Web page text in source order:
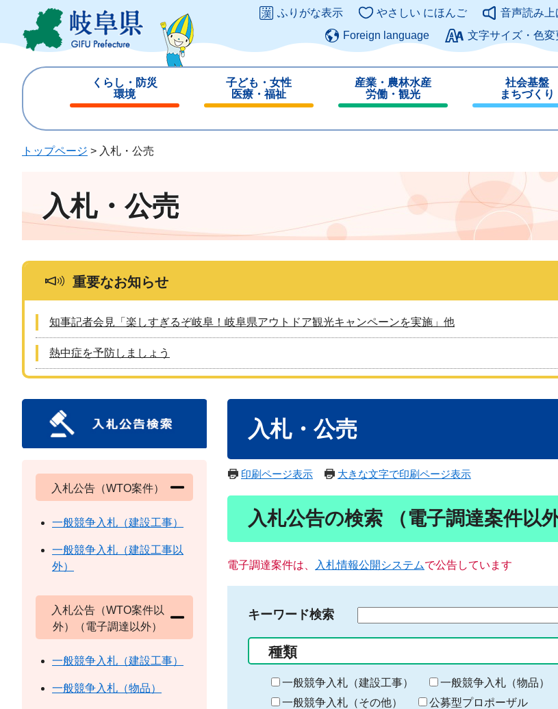
ジ
ュ
このページの本文へ
ふりがな表示 やさしい にほんご
音声読み上
Foreign language
文字サイズ・色変
くらし・防災
環境
じ
子ども・女性
医療・福祉
じ
産業・農林水産
労働・観光
じ
社会基盤
まちづくり
じ
トップページ > 入札・公売
入札・公売
重要なお知らせ
知事記者会見「楽しすぎるぞ岐阜！岐阜県アウトドア観光キャンペーンを実施」他
熱中症を予防しましょう
入札・公売
印刷ページ表示 大きな文字で印刷ページ表示
入札公告の検索 （電子調達案件以外
電子調達案件は、 入札情報公開システムで公告しています
キーワード検索
る
キ
ー
種類
一般競争入札（建設工事） 一般競争入札（物品）
一般競争入札（その他）
公募型プロポーザル
入札公告（WTO案件）
一般競争入札（建設工事）
一般競争入札（建設工事以
外）
入札公告（WTO案件以
外）（電子調達以外）
一般競争入札（建設工事）
一般競争入札（物品）